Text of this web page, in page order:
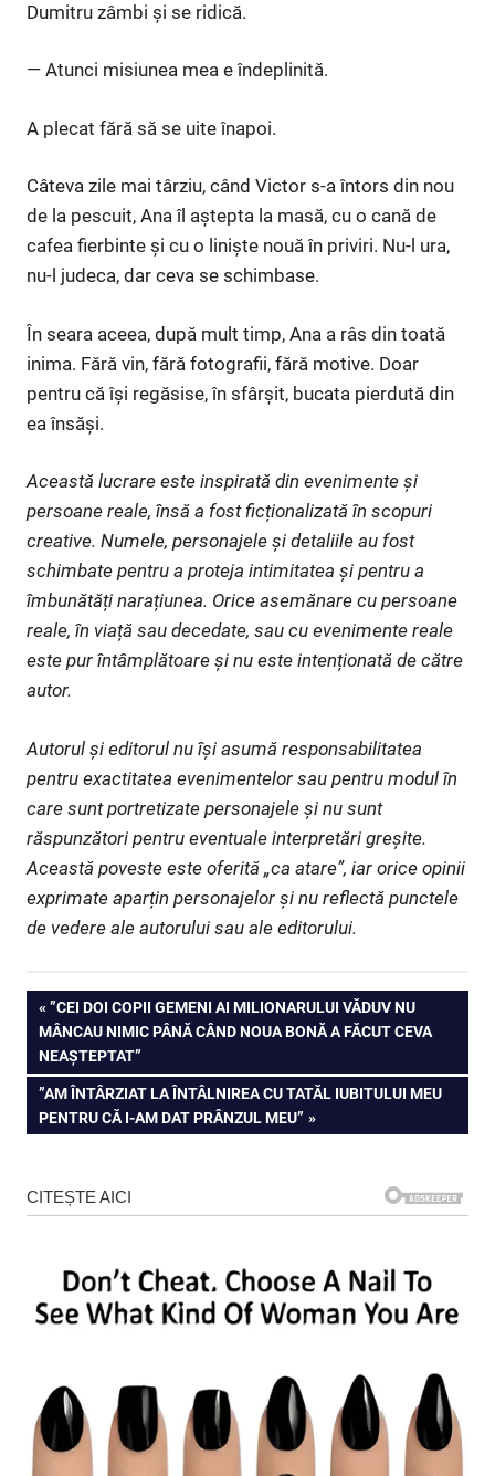
Dumitru zâmbi și se ridică.
— Atunci misiunea mea e îndeplinită.
A plecat fără să se uite înapoi.
Câteva zile mai târziu, când Victor s-a întors din nou
de la pescuit, Ana îl aștepta la masă, cu o cană de
cafea fierbinte și cu o liniște nouă în priviri. Nu-l ura,
nu-l judeca, dar ceva se schimbase.
În seara aceea, după mult timp, Ana a râs din toată
inima. Fără vin, fără fotografii, fără motive. Doar
pentru că își regăsise, în sfârșit, bucata pierdută din
ea însăși.
Această lucrare este inspirată din evenimente și
persoane reale, însă a fost ficționalizată în scopuri
creative. Numele, personajele și detaliile au fost
schimbate pentru a proteja intimitatea și pentru a
îmbunătăți narațiunea. Orice asemănare cu persoane
reale, în viață sau decedate, sau cu evenimente reale
este pur întâmplătoare și nu este intenționată de către
autor.
Autorul și editorul nu își asumă responsabilitatea
pentru exactitatea evenimentelor sau pentru modul în
care sunt portretizate personajele și nu sunt
răspunzători pentru eventuale interpretări greșite.
Această poveste este oferită „ca atare”, iar orice opinii
exprimate aparțin personajelor și nu reflectă punctele
de vedere ale autorului sau ale editorului.
Navigare
în
articole
PREVIOUS
POST:
”CEI DOI COPII GEMENI AI MILIONARULUI VĂDUV NU
MÂNCAU NIMIC PÂNĂ CÂND NOUA BONĂ A FĂCUT CEVA
NEAȘTEPTAT”
NEXT
POST:
”AM ÎNTÂRZIAT LA ÎNTÂLNIREA CU TATĂL IUBITULUI MEU
PENTRU CĂ I-AM DAT PRÂNZUL MEU”